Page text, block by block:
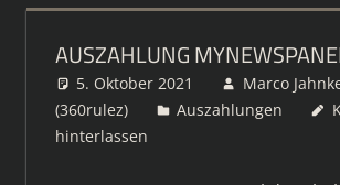
AUSZAHLUNG
5. Oktober 2021
Marco
(360rulez)
Auszahlungen
hinterlassen